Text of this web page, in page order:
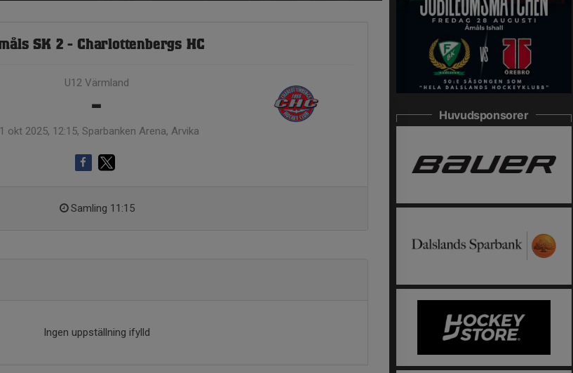
SK 2 - Charlottenbergs HC
U12 Värmland
-
okt 2025, 12:15, Sparbanken Arena, Arvika
Samling 11:15
Ingen uppställning ifylld
Huvudsponsorer